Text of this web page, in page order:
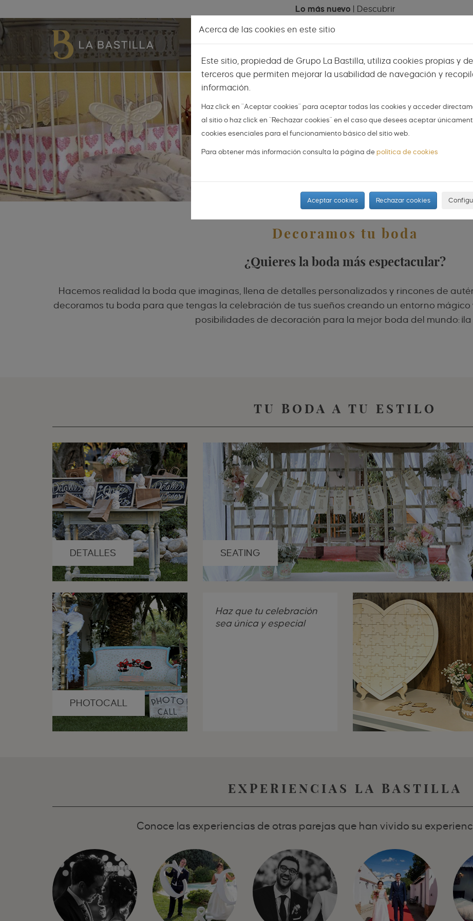
Lo más nuevo | Descubrir
Celebraciones Espacios Mi menú Visita
Decoramos tu boda
¿Quieres la boda más espectacular?
Hacemos realidad la boda que imaginas, llena de detalles personalizados y rincones de
decoramos tu boda para que tengas la celebración de tus sueños creando un entorno mágico
posibilidades de decoración para la mejor boda del mundo:
TU BODA A TU ESTILO
DETALLES
PHOTOCALL
SEATING
Haz que tu celebración
sea única y especial
EXPERIENCIAS LA BASTILLA
Conoce las experiencias de otras parejas que han vivido su
Acerca de las cookies en este sitio
Este sitio, propiedad de Grupo La Bastilla, utiliza cookies propias y de
terceros que permiten mejorar la usabilidad de navegación y
información.
Haz click en "Aceptar cookies" para aceptar todas las cookies y acceder
al sitio o haz click en "Rechazar cookies" en el caso que desees aceptar
cookies esenciales para el funcionamiento básico del sitio web.
Para obtener más información consulta la página depolítica de cookies
Aceptar cookies Rechazar cookies